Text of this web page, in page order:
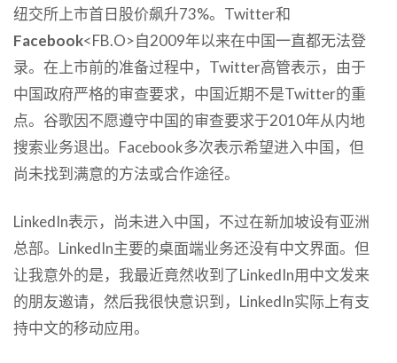
纽交所上市首日股价飙升73%。Twitter和
Facebook<FB.O>自2009年以来在中国一直都无法登
录。在上市前的准备过程中，Twitter高管表示，由于
中国政府严格的审查要求，中国近期不是Twitter的重
点。谷歌因不愿遵守中国的审查要求于2010年从内地
搜索业务退出。Facebook多次表示希望进入中国，但
尚未找到满意的方法或合作途径。
LinkedIn表示，尚未进入中国，不过在新加坡设有亚洲
总部。LinkedIn主要的桌面端业务还没有中文界面。但
让我意外的是，我最近竟然收到了LinkedIn用中文发来
的朋友邀请，然后我很快意识到，LinkedIn实际上有支
持中文的移动应用。